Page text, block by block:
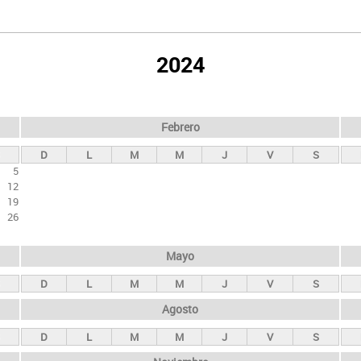
2024
5
12
19
26
Febrero
D L M M J V S
Mayo
D L M M J V S
Agosto
D L M M J V S